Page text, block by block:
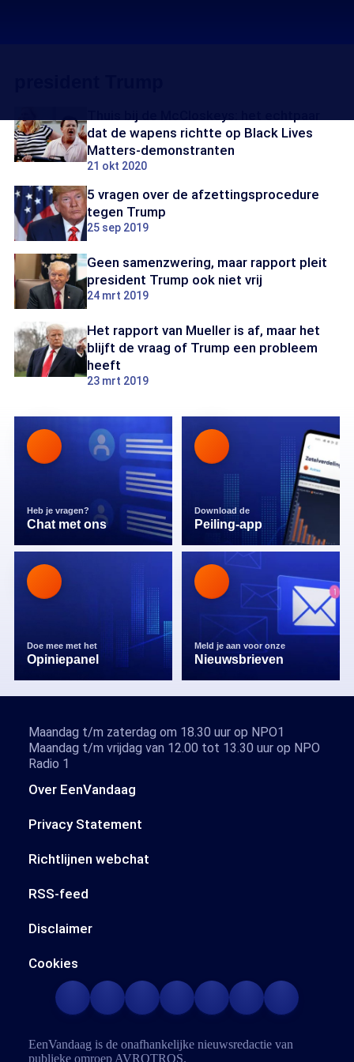
dat de wapens richtte op Black Lives
Matters-demonstranten
21 okt 2020
5 vragen over de afzettingsprocedure
tegen Trump
25 sep 2019
Geen samenzwering, maar rapport pleit
president Trump ook niet vrij
24 mrt 2019
Het rapport van Mueller is af, maar het
blijft de vraag of Trump een probleem
heeft
23 mrt 2019
Heb je vragen?
Chat met ons
Download de
Peiling-app
Doe mee met het
Opiniepanel
Meld je aan voor onze
Nieuwsbrieven
Over EenVandaag
Privacy Statement
Richtlijnen webchat
RSS-feed
Disclaimer
Cookies
Maandag t/m zaterdag om 18.30 uur op NPO1
Maandag t/m vrijdag van 12.00 tot 13.30 uur op NPO
Radio 1
EenVandaag is de onafhankelijke nieuwsredactie van
publieke omroep AVROTROS.